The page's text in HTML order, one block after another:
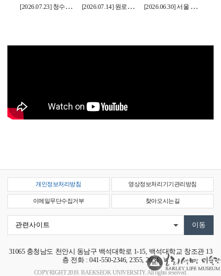
[2026.07.23] 청수백석대학교 관람 [2026.07.14] 원로목사 내외 관람 [2026.06.30] 서울 충현교회 관람
개인정보처리방침 영상정보처리기기관리방침
이메일무단수집거부 찾아오시는길
31065 충청남도 천안시 동남구 백석대학로 1-15, 백석대학교 창조관 13
층 전화 : 041-550-2346, 2355, 2634
COPYRIGHT 2019. BAEKSEOK UNIVERSITY. All rights reserved.